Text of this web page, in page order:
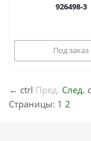
926498-3
Под заказ
← ctrl Пред. След.
Страницы: 1 2